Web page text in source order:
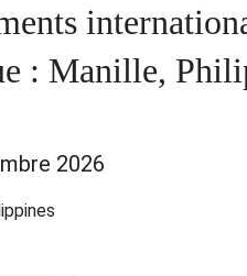
: Manille,
2026